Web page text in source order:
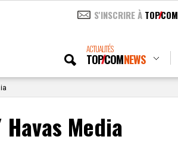
S'INSCRIRE À TOPCOM
ACTUALITÉS
TOPCOMNEWS
Havas Media